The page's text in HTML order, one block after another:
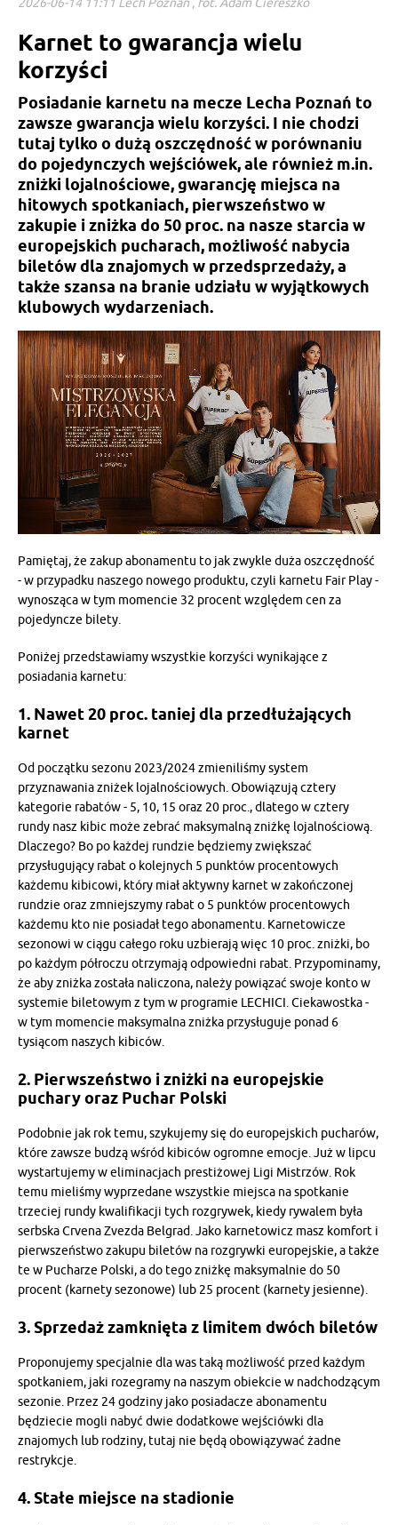
Karnet to gwarancja wielu
korzyści
Posiadanie karnetu na mecze Lecha Poznań to
zawsze gwarancja wielu korzyści. I nie chodzi
tutaj tylko o dużą oszczędność w porównaniu
do pojedynczych wejściówek, ale również m.in.
zniżki lojalnościowe, gwarancję miejsca na
hitowych spotkaniach, pierwszeństwo w
zakupie i zniżka do 50 proc. na nasze starcia w
europejskich pucharach, możliwość nabycia
biletów dla znajomych w przedsprzedaży, a
także szansa na branie udziału w wyjątkowych
klubowych wydarzeniach.
Pamiętaj, że zakup abonamentu to jak zwykle duża oszczędność
- w przypadku naszego nowego produktu, czyli karnetu Fair Play -
wynosząca w tym momencie 32 procent względem cen za
pojedyncze bilety.
Poniżej przedstawiamy wszystkie korzyści wynikające z
posiadania karnetu:
1. Nawet 20 proc. taniej dla przedłużających
karnet
Od początku sezonu 2023/2024 zmieniliśmy system
przyznawania zniżek lojalnościowych. Obowiązują cztery
kategorie rabatów - 5, 10, 15 oraz 20 proc., dlatego w cztery
rundy nasz kibic może zebrać maksymalną zniżkę lojalnościową.
Dlaczego? Bo po każdej rundzie będziemy zwiększać
przysługujący rabat o kolejnych 5 punktów procentowych
każdemu kibicowi, który miał aktywny karnet w zakończonej
rundzie oraz zmniejszymy rabat o 5 punktów procentowych
każdemu kto nie posiadał tego abonamentu. Karnetowicze
sezonowi w ciągu całego roku uzbierają więc 10 proc. zniżki, bo
po każdym półroczu otrzymają odpowiedni rabat. Przypominamy,
że aby zniżka została naliczona, należy powiązać swoje konto w
systemie biletowym z tym w programie LECHICI. Ciekawostka -
w tym momencie maksymalna zniżka przysługuje ponad 6
tysiącom naszych kibiców.
2. Pierwszeństwo i zniżki na europejskie
puchary oraz Puchar Polski
Podobnie jak rok temu, szykujemy się do europejskich pucharów,
które zawsze budzą wśród kibiców ogromne emocje. Już w lipcu
wystartujemy w eliminacjach prestiżowej Ligi Mistrzów. Rok
temu mieliśmy wyprzedane wszystkie miejsca na spotkanie
trzeciej rundy kwalifikacji tych rozgrywek, kiedy rywalem była
serbska Crvena Zvezda Belgrad. Jako karnetowicz masz komfort i
pierwszeństwo zakupu biletów na rozgrywki europejskie, a także
te w Pucharze Polski, a do tego zniżkę maksymalnie do 50
procent (karnety sezonowe) lub 25 procent (karnety jesienne).
3. Sprzedaż zamknięta z limitem dwóch biletów
Proponujemy specjalnie dla was taką możliwość przed każdym
spotkaniem, jaki rozegramy na naszym obiekcie w nadchodzącym
sezonie. Przez 24 godziny jako posiadacze abonamentu
będziecie mogli nabyć dwie dodatkowe wejściówki dla
znajomych lub rodziny, tutaj nie będą obowiązywać żadne
restrykcje.
4. Stałe miejsce na stadionie